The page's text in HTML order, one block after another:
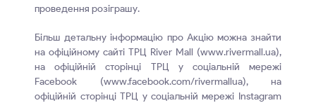
проведення розіграшу.
Більш детальну інформацію про Акцію можна знайти
на офіційному сайті ТРЦ River Mall (www.rivermall.ua),
на офіційній сторінці ТРЦ у соціальній мережі
Facebook (www.facebook.com/rivermallua), на
офіційній сторінці ТРЦ у соціальній мережі Instagram